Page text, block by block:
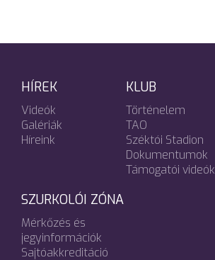
HÍREK
Videók
Galériák
Híreink
KLUB
Történelem
TAO
Széktói Stadion
Dokumentumok
Támogatói videók
SZURKOLÓI ZÓNA
Mérkőzés és
jegyinformációk
Sajtóakkreditáció